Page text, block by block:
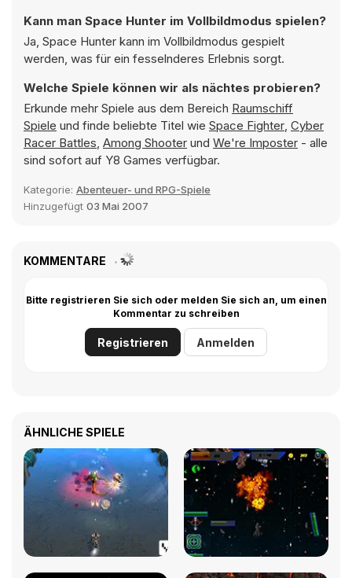
Kann man Space Hunter im Vollbildmodus spielen?
Ja, Space Hunter kann im Vollbildmodus gespielt
werden, was für ein fesselnderes Erlebnis sorgt.
Welche Spiele können wir als nächtes probieren?
Erkunde mehr Spiele aus dem Bereich Raumschiff
Spiele und finde beliebte Titel wie Space Fighter, Cyber
Racer Battles, Among Shooter und We're Imposter - alle
sind sofort auf Y8 Games verfügbar.
Kategorie: Abenteuer- und RPG-Spiele
Hinzugefügt 03 Mai 2007
KOMMENTARE
Bitte registrieren Sie sich oder melden Sie sich an, um einen
Kommentar zu schreiben
Registrieren Anmelden
ÄHNLICHE SPIELE